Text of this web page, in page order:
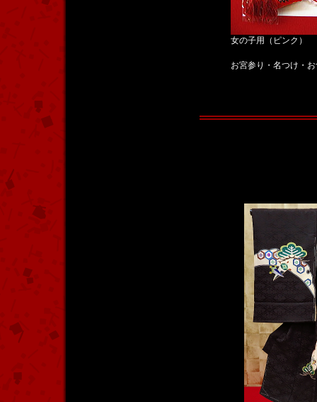
女の子用（ピンク）
お宮参り・名つけ・